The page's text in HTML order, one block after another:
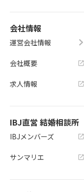
会社情報
運営会社情報
会社概要
求人情報
IBJ直営 結婚相談所
IBJメンバーズ
サンマリエ